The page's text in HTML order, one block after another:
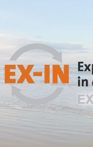
DER